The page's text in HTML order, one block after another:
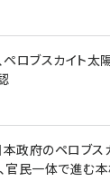
ペロブスカイト
本政府のペロブ
官民一体で進む